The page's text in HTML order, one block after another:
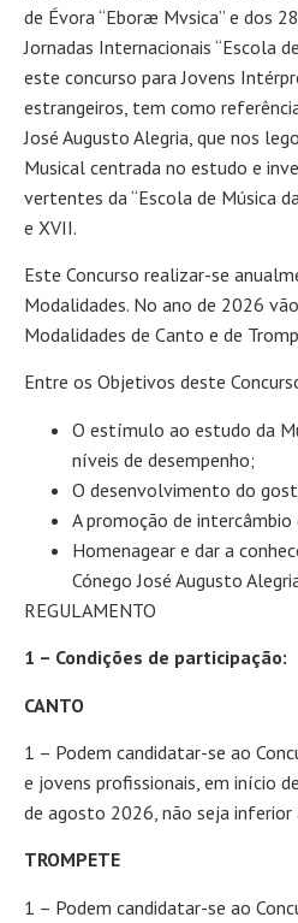
de Évora “Eboræ Mvsica” e dos
Jornadas Internacionais “Escola
este concurso para Jovens
estrangeiros, tem como
José Augusto Alegria, que nos
Musical centrada no estudo e
vertentes da “Escola de Música
e XVII.
Este Concurso realizar-se
Modalidades. No ano de 2026
Modalidades de Canto e de
Entre os Objetivos deste
O estímulo ao estudo da
níveis de desempenho;
O desenvolvimento do
A promoção de intercâmbio
Homenagear e dar a
Cónego José Augusto
REGULAMENTO
1 – Condições de participação:
CANTO
1 – Podem candidatar-se ao
e jovens profissionais, em início
de agosto 2026, não seja inferior
TROMPETE
1 – Podem candidatar-se ao